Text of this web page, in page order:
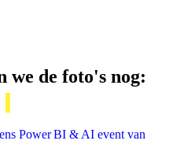
we de foto's nog: